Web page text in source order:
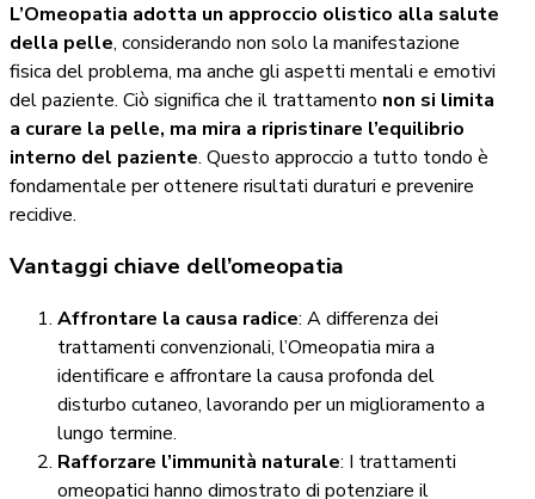
L’Omeopatia adotta un approccio olistico alla salute
della pelle, considerando non solo la manifestazione
fisica del problema, ma anche gli aspetti mentali e emotivi
del paziente. Ciò significa che il trattamento non si limita
a curare la pelle, ma mira a ripristinare l’equilibrio
interno del paziente. Questo approccio a tutto tondo è
fondamentale per ottenere risultati duraturi e prevenire
recidive.
Vantaggi chiave dell’omeopatia
Affrontare la causa radice: A differenza dei
trattamenti convenzionali, l’Omeopatia mira a
identificare e affrontare la causa profonda del
disturbo cutaneo, lavorando per un miglioramento a
lungo termine.
Rafforzare l’immunità naturale: I trattamenti
omeopatici hanno dimostrato di potenziare il